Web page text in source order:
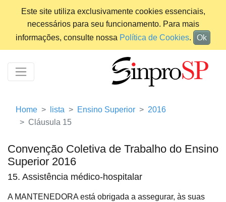
Este site utiliza exclusivamente cookies essenciais,
necessários para seu funcionamento. Para mais
informações, consulte nossa Política de Cookies. Ok
Home lista Ensino Superior
2016
Cláusula 15
Convenção Coletiva de Trabalho do Ensino
Superior 2016
15. Assistência médico-hospitalar
A MANTENEDORA está obrigada a assegurar, às suas